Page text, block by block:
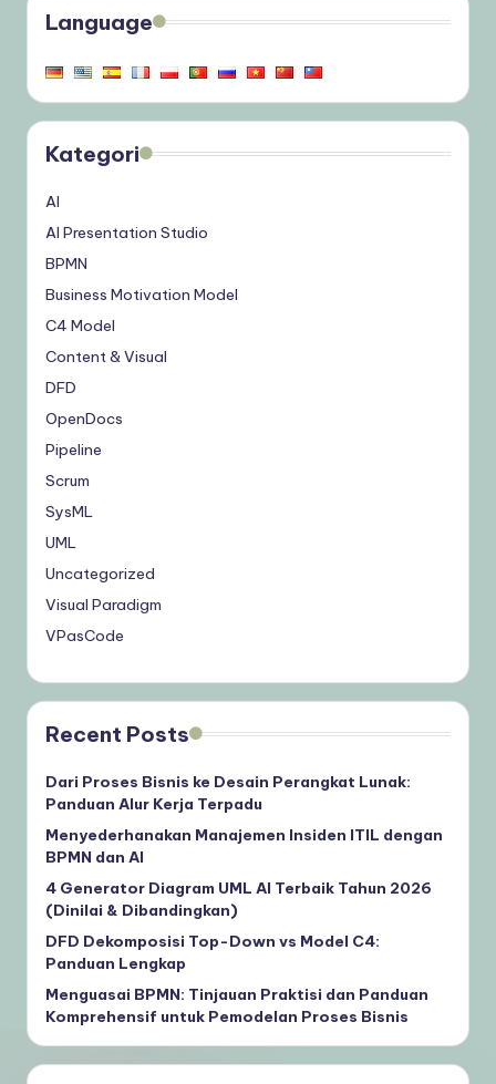
Language
Kategori
AI
AI Presentation Studio
BPMN
Business Motivation Model
C4 Model
Content & Visual
DFD
OpenDocs
Pipeline
Scrum
SysML
UML
Uncategorized
Visual Paradigm
VPasCode
Recent Posts
Dari Proses Bisnis ke Desain Perangkat Lunak:
Panduan Alur Kerja Terpadu
Menyederhanakan Manajemen Insiden ITIL dengan
BPMN dan AI
4 Generator Diagram UML AI Terbaik Tahun 2026
(Dinilai & Dibandingkan)
DFD Dekomposisi Top-Down vs Model C4:
Panduan Lengkap
Menguasai BPMN: Tinjauan Praktisi dan Panduan
Komprehensif untuk Pemodelan Proses Bisnis